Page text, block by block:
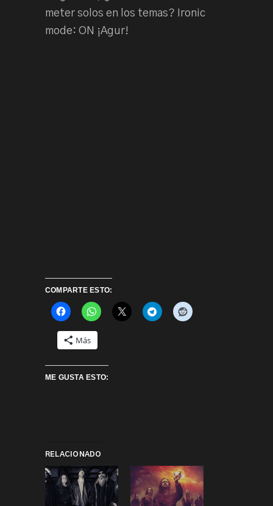
meter solos en los temas? Ironic
mode: ON ¡Agur!
COMPARTE ESTO:
Más
ME GUSTA ESTO:
RELACIONADO